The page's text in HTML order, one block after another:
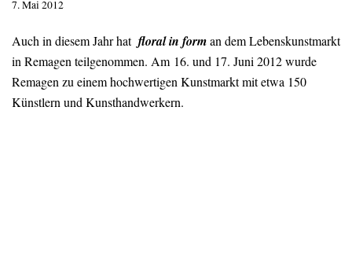
7. Mai 2012
Auch in diesem Jahr hat floral in forman dem Lebenskunstmarkt
in Remagen teilgenommen. Am 16. und 17. Juni 2012 wurde
Remagen zu einem hochwertigen Kunstmarkt mit etwa 150
Künstlern und Kunsthandwerkern.